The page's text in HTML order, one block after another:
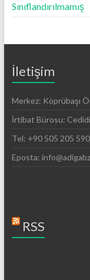
Sınıflandırılmamış
İletişim
Merkez: Köprübaşı
İrtibat Bürosu:
Tel: +90 505 205
Eposta:
RSS